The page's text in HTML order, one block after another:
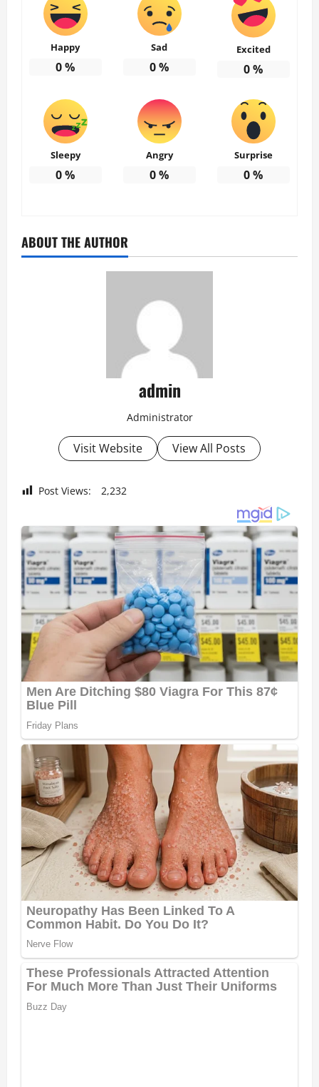
Happy
0%
Sad
0%
Excited
0%
Sleepy
0%
Angry
0%
Surprise
0%
ABOUT THE AUTHOR
admin
Administrator
Visit Website View All Posts
Post Views: 2,232